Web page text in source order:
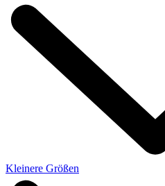
Kleinere Größen